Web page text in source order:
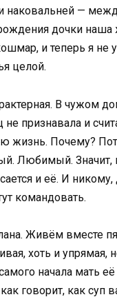
наковальней —
дочки наша
и теперь я не
целой.
В чужом
не признавала и
жизнь. Почему?
Любимый. Значит,
и её. И
командовать.
Живём вместе
хоть и упрямая,
начала мать
говорит, как суп